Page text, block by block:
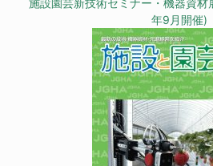
年9月開催)